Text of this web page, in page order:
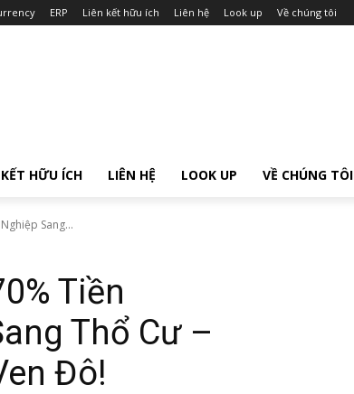
ERP Liên kết hữu ích Liên hệ Look up Về chúng tôi
HỮU ÍCH LIÊN HỆ LOOK UP VỀ CHÚNG TÔI
Sang...
Tiền
Thổ Cư –
Đô!